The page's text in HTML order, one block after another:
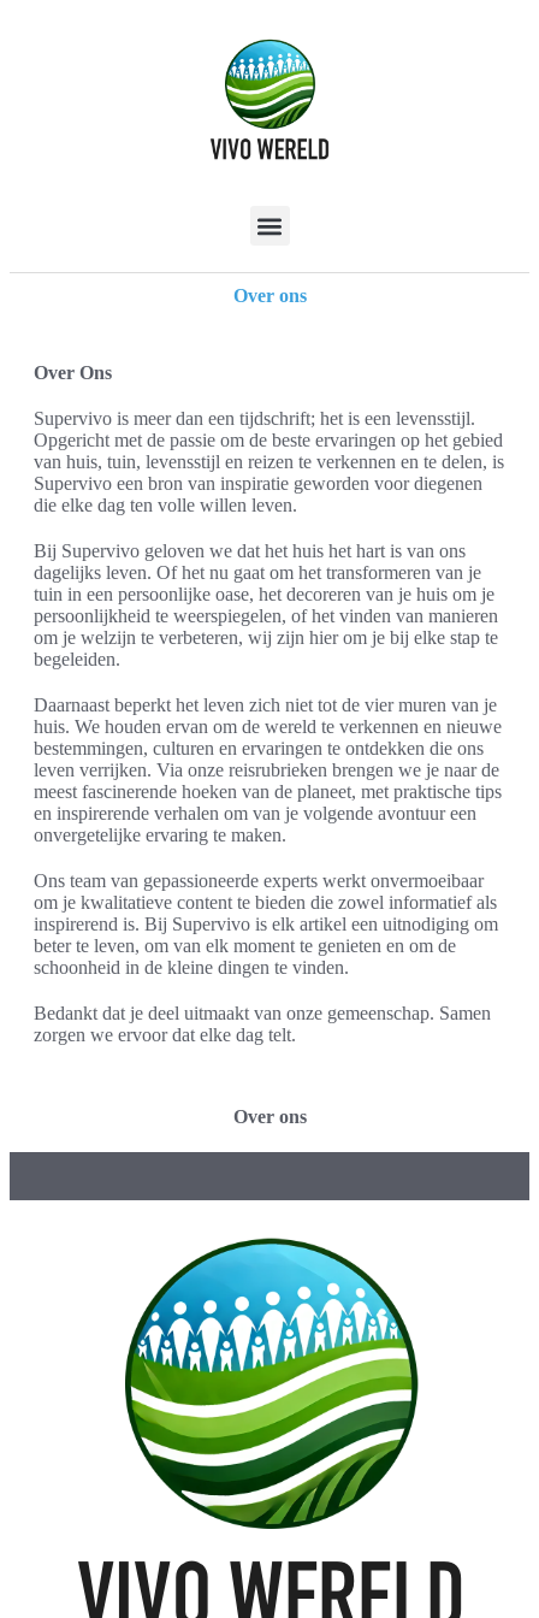
Over ons
Over Ons
Supervivo is meer dan een tijdschrift; het is een levensstijl.
Opgericht met de passie om de beste ervaringen op het gebied
van huis, tuin, levensstijl en reizen te verkennen en te delen, is
Supervivo een bron van inspiratie geworden voor diegenen
die elke dag ten volle willen leven.
Bij Supervivo geloven we dat het huis het hart is van ons
dagelijks leven. Of het nu gaat om het transformeren van je
tuin in een persoonlijke oase, het decoreren van je huis om je
persoonlijkheid te weerspiegelen, of het vinden van manieren
om je welzijn te verbeteren, wij zijn hier om je bij elke stap te
begeleiden.
Daarnaast beperkt het leven zich niet tot de vier muren van je
huis. We houden ervan om de wereld te verkennen en nieuwe
bestemmingen, culturen en ervaringen te ontdekken die ons
leven verrijken. Via onze reisrubrieken brengen we je naar de
meest fascinerende hoeken van de planeet, met praktische tips
en inspirerende verhalen om van je volgende avontuur een
onvergetelijke ervaring te maken.
Ons team van gepassioneerde experts werkt onvermoeibaar
om je kwalitatieve content te bieden die zowel informatief als
inspirerend is. Bij Supervivo is elk artikel een uitnodiging om
beter te leven, om van elk moment te genieten en om de
schoonheid in de kleine dingen te vinden.
Bedankt dat je deel uitmaakt van onze gemeenschap. Samen
zorgen we ervoor dat elke dag telt.
Over ons